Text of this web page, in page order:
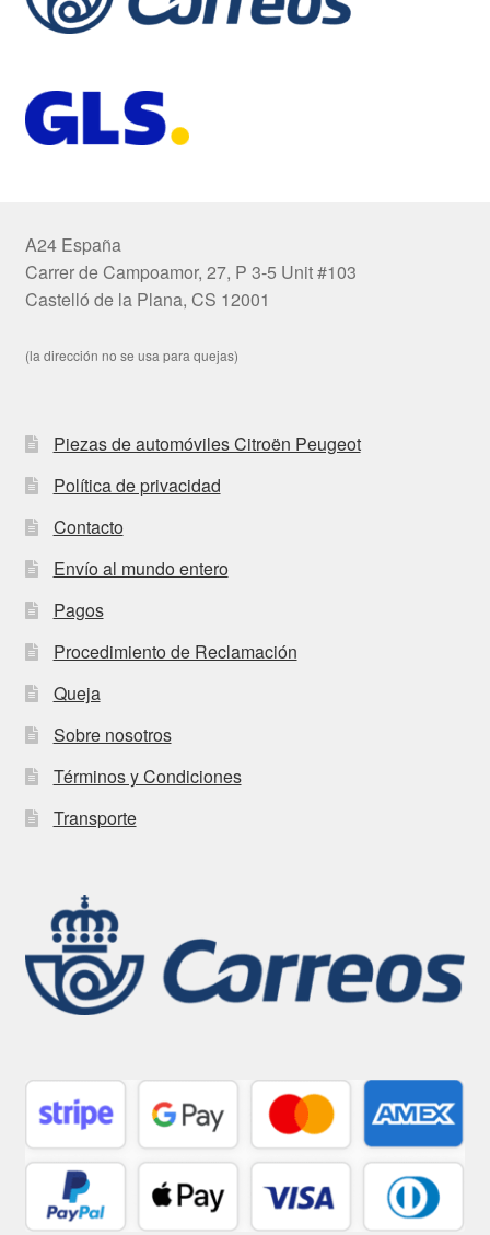
A24 España
Carrer de Campoamor, 27, P 3-5 Unit #103
Castelló de la Plana, CS 12001
(la dirección no se usa para quejas)
Piezas de automóviles Citroën Peugeot
Política de privacidad
Contacto
Envío al mundo entero
Pagos
Procedimiento de Reclamación
Queja
Sobre nosotros
Términos y Condiciones
Transporte